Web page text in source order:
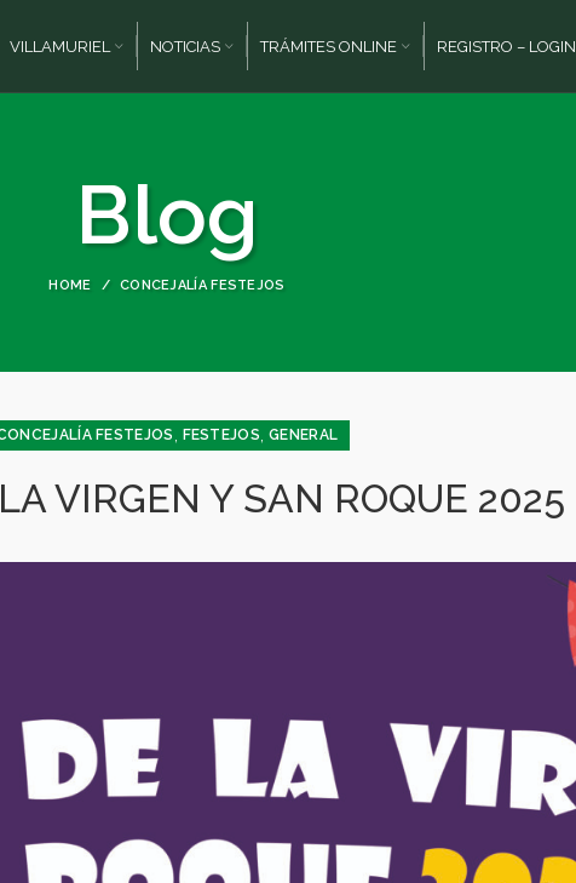
VILLAMURIEL NOTICIAS TRÁMITES ONLINE REGISTRO – LOGIN
Blog
HOME CONCEJALÍA FESTEJOS
FESTEJOS FESTEJOS GENERAL
VIRGEN Y SAN ROQUE 2025